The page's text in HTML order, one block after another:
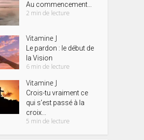
Au commencement…
2 min de lecture
Vitamine J
Le pardon : le début de
la Vision
6 min de lecture
Vitamine J
Crois-tu vraiment ce
qui s’est passé à la
croix...
5 min de lecture